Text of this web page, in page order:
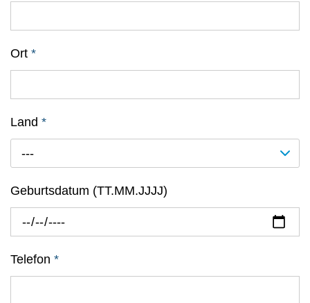
Ort *
Land *
---
Geburtsdatum (TT.MM.JJJJ)
Telefon *